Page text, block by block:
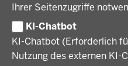
Ihrer Seitenzugriffe
KI-Chatbot
KI-Chatbot (Erforderlich
Nutzung des externen KI-
Volljurist:in
Praktikum
Stellenangebote im Schulbereich
Amtsblatt
Verfahrensübersichten
PRESSE
Pressemitteilungen
Podcast
© 2026 Bezirksregierung Münster